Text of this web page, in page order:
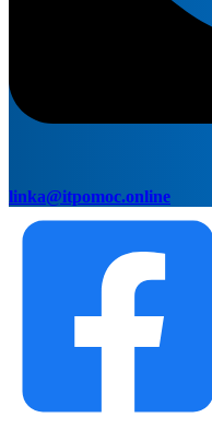
linka@itpomoc.online